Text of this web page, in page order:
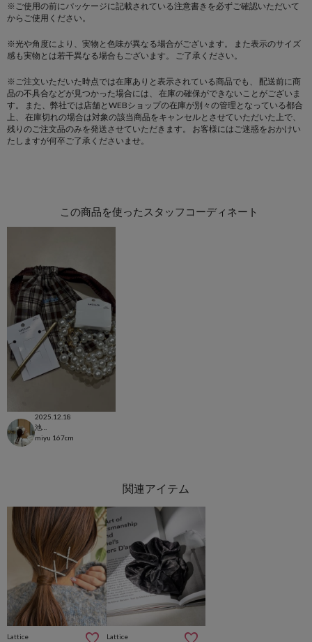
※ご使用の前にパッケージに記載されている注意書きを必ずご確認いただいて
からご使用ください。
※光や角度により、実物と色味が異なる場合がございます。
また表示のサイズ
感も実物とは若干異なる場合もございます。 ご了承ください。
※ご注文いただいた時点では在庫ありと表示されている商品でも、
配送前に商
品の不具合などが見つかった場合には、
在庫の確保ができないことがございま
す。
また、弊社では店舗とWEBショップの在庫が別々の管理となっている都合
上、
在庫切れの場合は対象の該当商品をキャンセルとさせていただいた上で、
残りのご注文品のみを発送させていただきます。
お客様にはご迷惑をおかけい
たしますが何卒ご了承くださいませ。
この商品を使ったスタッフコーディネート
2025.12.18
miyu 167cm
Lattice
Lattice